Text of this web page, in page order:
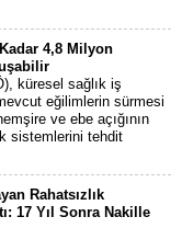
Kadar 4,8 Milyon
küresel sağlık iş
eğilimlerin sürmesi
ve ebe açığının
sistemlerini tehdit
Rahatsızlık
17 Yıl Sonra Nakille